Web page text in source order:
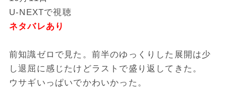
U-NEXTで視聴
ネタバレあり
前知識ゼロで見た。前半のゆっくりした展開は少
し退屈に感じたけどラストで盛り返してきた。
ウサギいっぱいでかわいかった。